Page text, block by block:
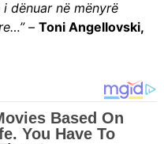
dënuar në mënyrë
– Toni Angellovski,